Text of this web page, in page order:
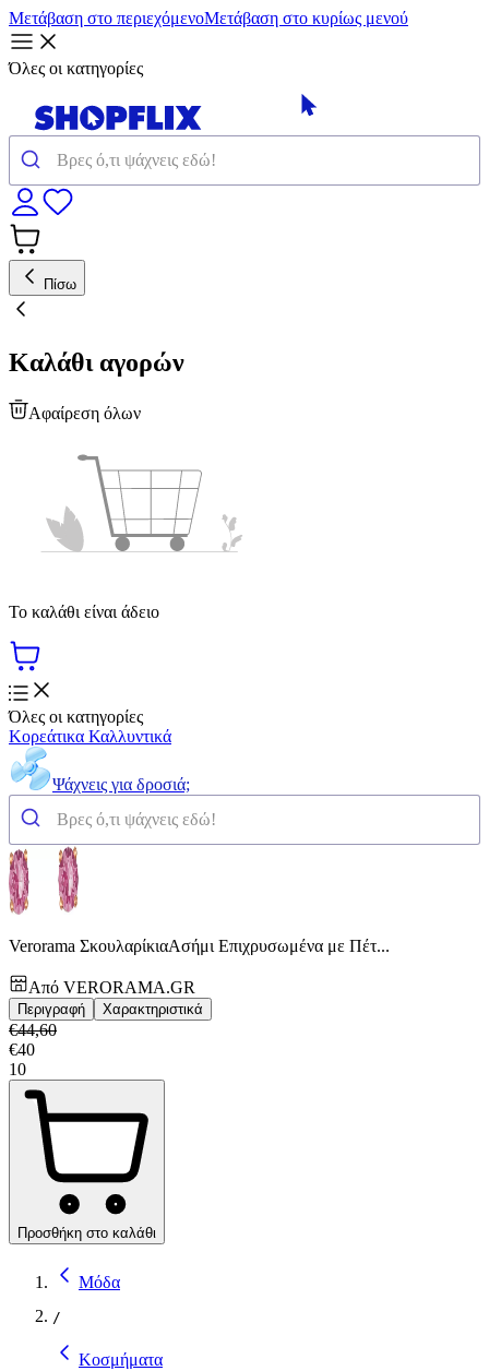
Μετάβαση στο περιεχόμενοΜετάβαση στο κυρίως μενού
Όλες οι κατηγορίες
Πίσω
Καλάθι αγορών
Αφαίρεση όλων
Το καλάθι είναι άδειο
Όλες οι κατηγορίες
Κορεάτικα Καλλυντικά
Ψάχνεις για δροσιά;
Verorama ΣκουλαρίκιαΑσήμι Επιχρυσωμένα με Πέτ...
Από VERORAMA.GR
Περιγραφή Χαρακτηριστικά
€44,60
€40
10
Προσθήκη στο καλάθι
Μόδα
/
Κοσμήματα